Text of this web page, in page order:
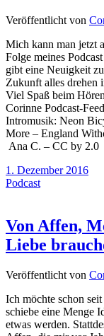
Veröffentlicht von
Mich kann man jetzt
Folge meines
gibt eine Neuigkeit
Zukunft alles drehen
Viel Spaß beim
Corinne Podcast-
Intromusik: Neon
More – England
Ana C. – CC by 2.0
1. Dezember 2016
Podcast
Von Affen,
Liebe
Veröffentlicht von
Ich möchte schon
schiebe eine Menge
etwas werden.